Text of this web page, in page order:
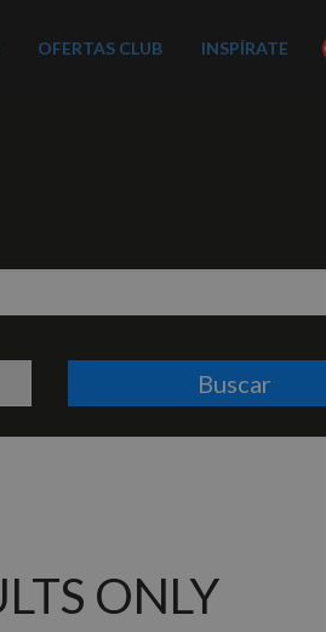
OFERTAS CLUB INSPÍRATE
Buscar
ONLY